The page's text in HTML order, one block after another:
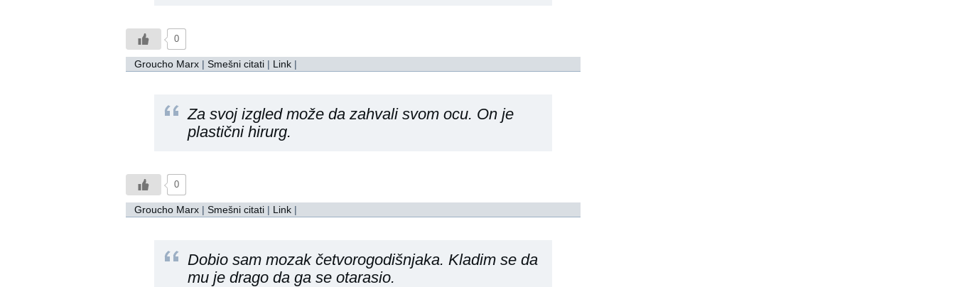
0
Groucho Marx | Smešni citati | Link |
Za svoj izgled može da zahvali svom ocu. On je
plastični hirurg.
0
Groucho Marx | Smešni citati | Link |
Dobio sam mozak četvorogodišnjaka. Kladim se da
mu je drago da ga se otarasio.